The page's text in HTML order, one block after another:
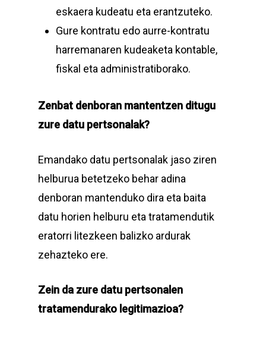
eskaera kudeatu eta erantzuteko.
Gure kontratu edo aurre-kontratu
harremanaren kudeaketa kontable,
fiskal eta administratiborako.
Zenbat denboran mantentzen ditugu
zure datu pertsonalak?
Emandako datu pertsonalak jaso ziren
helburua betetzeko behar adina
denboran mantenduko dira eta baita
datu horien helburu eta tratamendutik
eratorri litezkeen balizko ardurak
zehazteko ere.
Zein da zure datu pertsonalen
tratamendurako legitimazioa?